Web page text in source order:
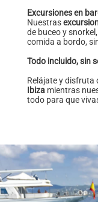
Excursiones en
Nuestras
de buceo y
comida a bordo,
Todo incluido, sin
Relájate y disfruta
Ibizamientras
todo para que